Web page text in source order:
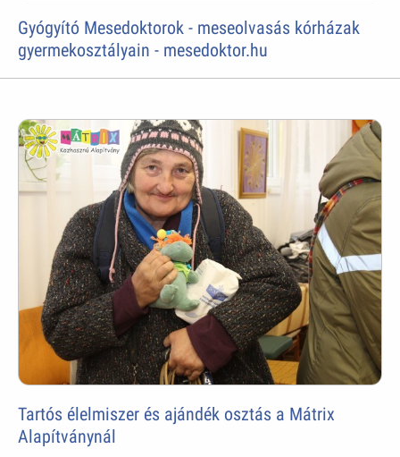
Gyógyító Mesedoktorok - meseolvasás kórházak
gyermekosztályain - mesedoktor.hu
Tartós élelmiszer és ajándék osztás a Mátrix
Alapítványnál